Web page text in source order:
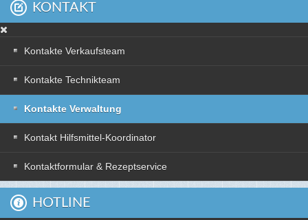
KONTAKT
Kontakte Verkaufsteam
Kontakte Technikteam
Kontakte Verwaltung
Kontakt Hilfsmittel-Koordinator
Kontaktformular & Rezeptservice
HOTLINE